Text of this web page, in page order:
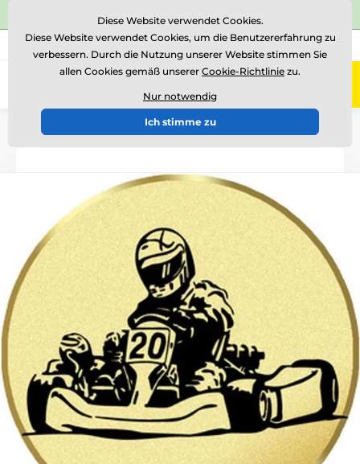
⭐Siehe 504 verifizierte Bewertungen auf
Rufen Sie uns an (Mo-Fr 15-18) +43 676 361 37 22
0
Einführung Logotypen und Embleme
Diese Website verwendet Cookies.
Diese Website verwendet Cookies, um die Benutzererfahrung zu
verbessern. Durch die Nutzung unserer Website stimmen Sie
allen Cookies gemäß unserer Cookie-Richtlinie zu.
Nur notwendig
Ich stimme zu